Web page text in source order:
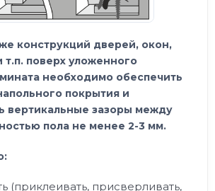
конструкций дверей, окон,
т.п. поверх уложенного
необходимо обеспечить
покрытия и
вертикальные зазоры между
пола не менее 2-3 мм.
(приклеивать, присверливать,